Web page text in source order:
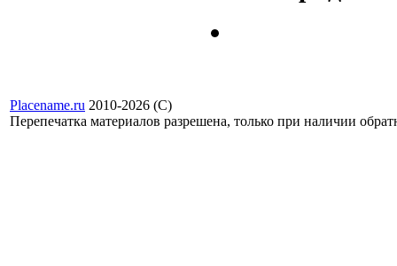
Placename.ru 2010-2026 (С)
Перепечатка материалов разрешена, только при наличии